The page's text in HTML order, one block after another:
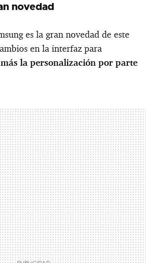
novedad
es la gran novedad de este
en la interfaz para
más la personalización por parte